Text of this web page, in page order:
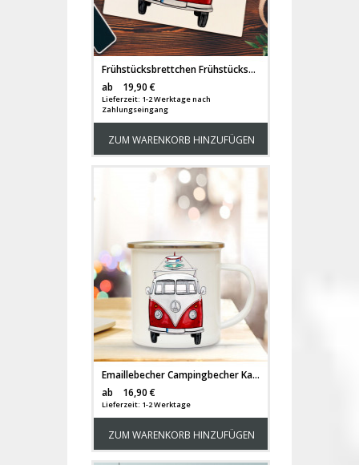
Frühstücksbrettchen Frühstücksbrett Schneidebrett Küchenbrettchen mit Bulli Surf Bus Van fb012
ab
19,90 €
Lieferzeit: 1-2 Werktage nach
Zahlungseingang
ZUM WARENKORB HINZUFÜGEN
Emaillebecher Campingbecher Kaffebecher Bulli rot mit Surfbrettern eb06
ab
16,90 €
Lieferzeit: 1-2 Werktage
ZUM WARENKORB HINZUFÜGEN